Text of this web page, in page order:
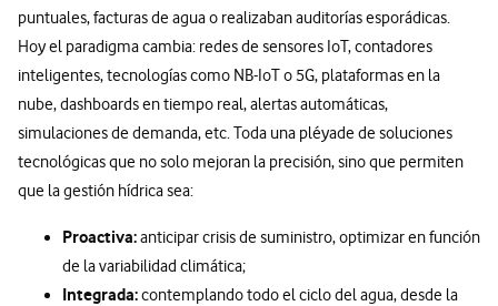
puntuales, facturas de agua o realizaban auditorías esporádicas.
Hoy el paradigma cambia: redes de sensores IoT, contadores
inteligentes, tecnologías como NB-IoT o 5G, plataformas en la
nube, dashboards en tiempo real, alertas automáticas,
simulaciones de demanda, etc. Toda una pléyade de soluciones
tecnológicas que no solo mejoran la precisión, sino que permiten
que la gestión hídrica sea:
Proactiva:anticipar crisis de suministro, optimizar en función
de la variabilidad climática;
Integrada:contemplando todo el ciclo del agua, desde la